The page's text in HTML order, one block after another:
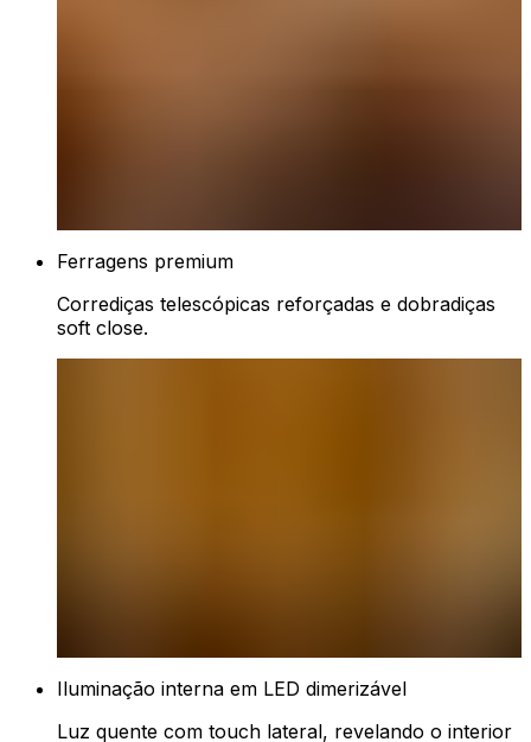
Ferragens premium
Corrediças telescópicas reforçadas e dobradiças
soft close.
Iluminação interna em LED dimerizável
Luz quente com touch lateral, revelando o interior